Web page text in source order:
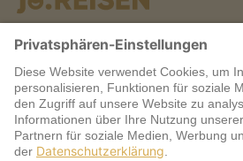
Warum jö?
Service